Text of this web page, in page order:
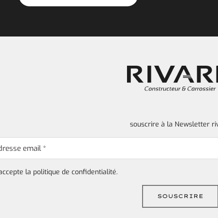
souscrire à la Newsletter
la politique de confidentialité.